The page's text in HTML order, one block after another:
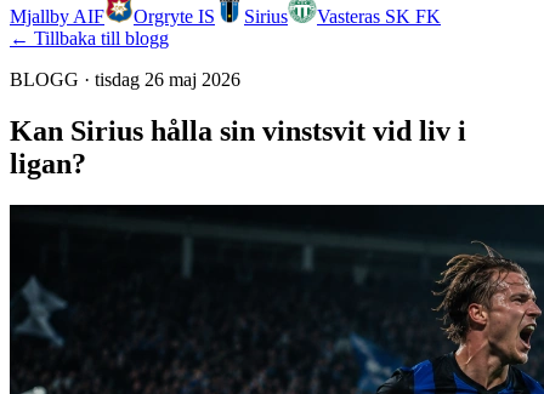
Mjallby AIF
Orgryte IS Sirius
Vasteras SK FK
← Tillbaka till blogg
BLOGG · tisdag 26 maj 2026
Kan Sirius hålla sin vinstsvit vid liv i
ligan?